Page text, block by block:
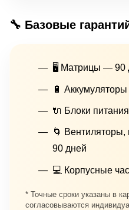
🔧 Базовые
🖥 Матрицы — 90
🔋
🔌 Блоки
🌀
90 дней
💻 Корпусные
* Точные сроки указаны в
согласовываются